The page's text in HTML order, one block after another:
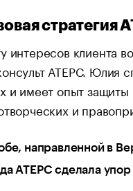
стратегия
интересов клиента
АТЕРС. Юлия
и имеет опыт
и
направленной в
АТЕРС сделала